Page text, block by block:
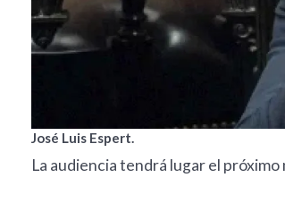
José Luis Espert.
La audiencia tendrá lugar el